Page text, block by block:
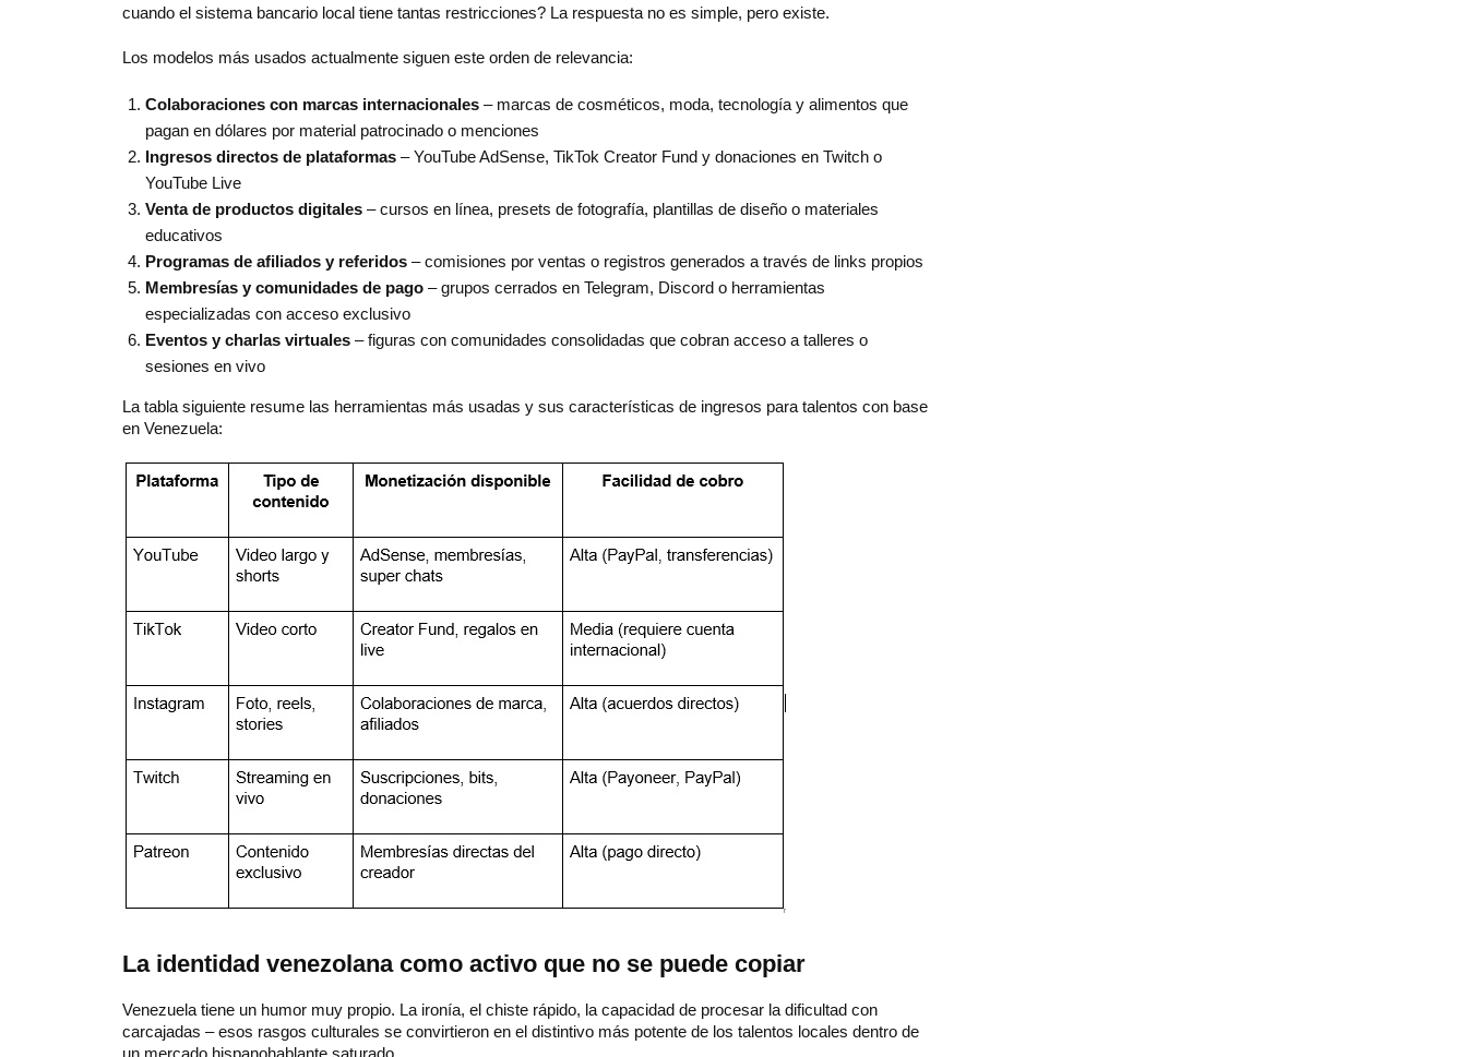
cuando el sistema bancario local tiene tantas restricciones? La respuesta no es simple, pero existe.
Los modelos más usados actualmente siguen este orden de relevancia:
Colaboraciones con marcas internacionales – marcas de cosméticos, moda, tecnología y alimentos que
pagan en dólares por material patrocinado o menciones
Ingresos directos de plataformas – YouTube AdSense, TikTok Creator Fund y donaciones en Twitch o
YouTube Live
Venta de productos digitales – cursos en línea, presets de fotografía, plantillas de diseño o materiales
educativos
Programas de afiliados y referidos – comisiones por ventas o registros generados a través de links propios
Membresías y comunidades de pago – grupos cerrados en Telegram, Discord o herramientas
especializadas con acceso exclusivo
Eventos y charlas virtuales – figuras con comunidades consolidadas que cobran acceso a talleres o
sesiones en vivo
La tabla siguiente resume las herramientas más usadas y sus características de ingresos para talentos con base
en Venezuela:
La identidad venezolana como activo que no se puede copiar
Venezuela tiene un humor muy propio. La ironía, el chiste rápido, la capacidad de procesar la dificultad con
carcajadas – esos rasgos culturales se convirtieron en el distintivo más potente de los talentos locales dentro de
un mercado hispanohablante saturado.